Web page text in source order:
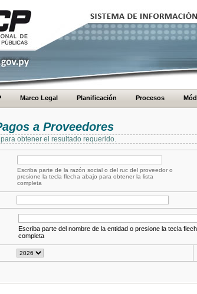
Marco Legal Planificación Procesos
a Proveedores
obtener el resultado requerido.
Escriba parte de la razón social o del ruc del proveedor o
presione la tecla flecha abajo para obtener la lista
completa
Escriba parte del nombre de la entidad o presione la tecla
completa